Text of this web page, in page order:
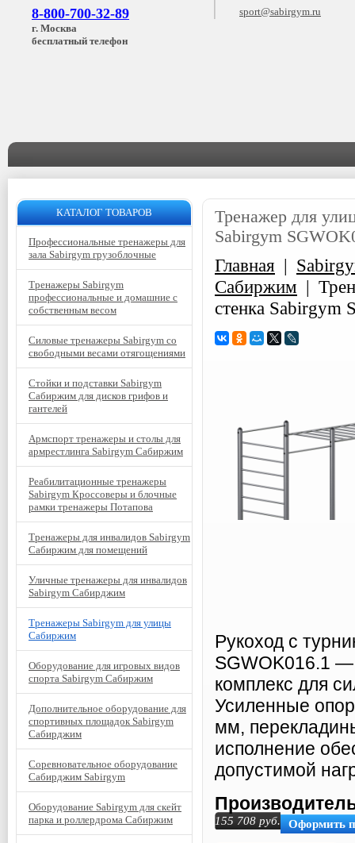
8-800-700-32-89
г. Москва
бесплатный телефон
sport@sabirgym.ru
Тренажер для
Sabirgym
Главная |
Сабиржим |
стенка Sabirgym
Рукоход с
SGWOK016.1
комплекс для
Усиленные
мм,
исполнение
допустимой
155 708 руб. Оформить
КАТАЛОГ ТОВАРОВ
Профессиональные тренажеры для
зала Sabirgym грузоблочные
Тренажеры Sabirgym
профессиональные и домашние с
собственным весом
Силовые тренажеры Sabirgym со
свободными весами отягощениями
Стойки и подставки Sabirgym
Сабиржим для дисков грифов и
гантелей
Армспорт тренажеры и столы для
армрестлинга Sabirgym Сабиржим
Реабилитационные тренажеры
Sabirgym Кроссоверы и блочные
рамки тренажеры Потапова
Тренажеры для инвалидов Sabirgym
Сабиржим для помещений
Уличные тренажеры для инвалидов
Sabirgym Сабирджим
Тренажеры Sabirgym для улицы
Сабиржим
Оборудование для игровых видов
спорта Sabirgym Сабиржим
Дополнительное оборудование для
спортивных площадок Sabirgym
Сабирджим
Соревновательное оборудование
Сабирджим Sabirgym
Оборудование Sabirgym для скейт
парка и роллердрома Сабиржим